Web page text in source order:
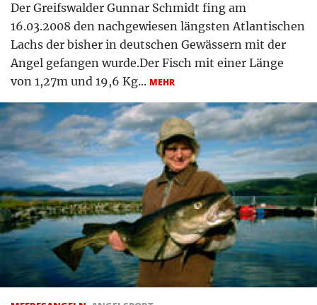
Der Greifswalder Gunnar Schmidt fing am
16.03.2008 den nachgewiesen längsten Atlantischen
Lachs der bisher in deutschen Gewässern mit der
Angel gefangen wurde.Der Fisch mit einer Länge
von 1,27m und 19,6 Kg... MEHR